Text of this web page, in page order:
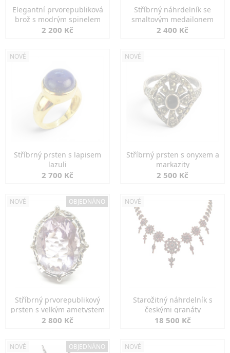
Elegantní prvorepubliková
brož s modrým spinelem
2 200 Kč
Stříbrný náhrdelník se
smaltovým medailonem
2 400 Kč
NOVÉ
Stříbrný prsten s lapisem
lazuli
2 700 Kč
NOVÉ
Stříbrný prsten s onyxem a
markazity
2 500 Kč
NOVÉ OBJEDNÁNO
Stříbrný prvorepublikový
prsten s velkým ametystem
2 800 Kč
NOVÉ
Starožitný náhrdelník s
českými granáty
18 500 Kč
NOVÉ OBJEDNÁNO NOVÉ